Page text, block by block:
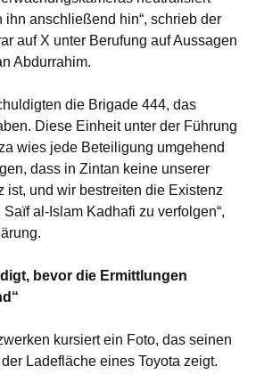
ihn anschließend hin“, schrieb der
auf X unter Berufung auf Aussagen
Abdurrahim.
die Brigade 444, das
Diese Einheit unter der Führung
wies jede Beteiligung umgehend
dass in Zintan keine unserer
ist, und wir bestreiten die Existenz
al-Islam Kadhafi zu verfolgen“,
bevor die Ermittlungen
kursiert ein Foto, das seinen
Ladefläche eines Toyota zeigt.